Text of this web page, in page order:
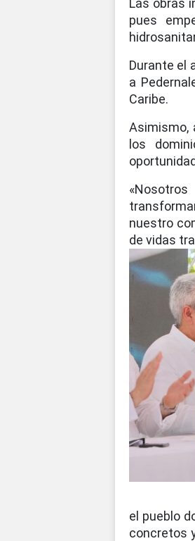
Las obras
pues
Durante el
a
Caribe.
Asimismo,
los
nuestro
de vidas
el pueblo
concretos